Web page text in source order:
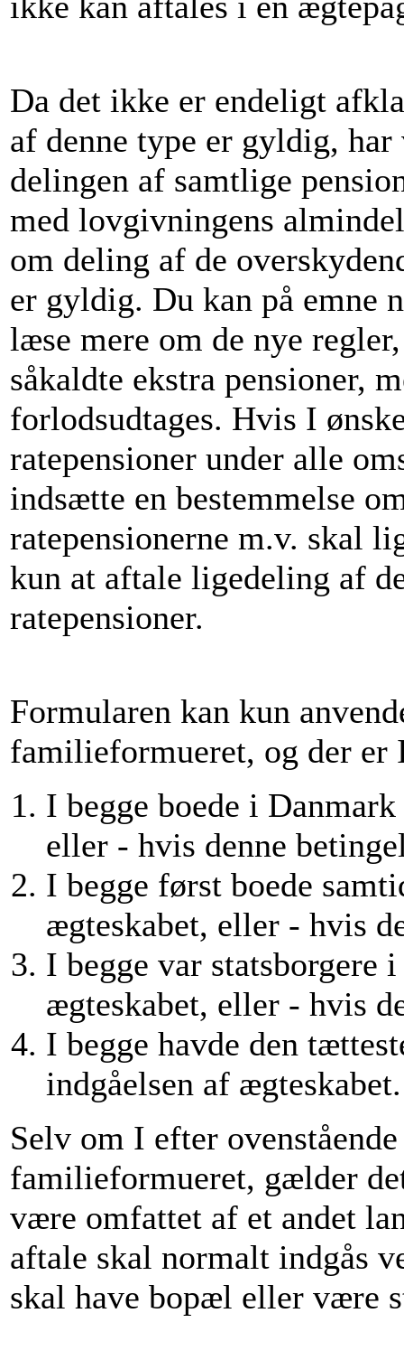
Da det ikke er endeligt
af denne type er gyldig,
delingen af samtlige
med lovgivningens
om deling af de
er gyldig. Du kan på emne
læse mere om de nye
såkaldte ekstra pensioner,
forlodsudtages. Hvis I
ratepensioner under alle
indsætte en bestemmelse
ratepensionerne m.v. skal
kun at aftale ligedeling af
ratepensioner.
Formularen kan kun
familieformueret, og der er
I begge boede i
eller - hvis denne
I begge først boede
ægteskabet, eller - hvis
I begge var statsborgere
ægteskabet, eller - hvis
I begge havde den
indgåelsen af ægteskabet.
Selv om I efter
familieformueret, gælder
være omfattet af et andet
aftale skal normalt indgås
skal have bopæl eller være